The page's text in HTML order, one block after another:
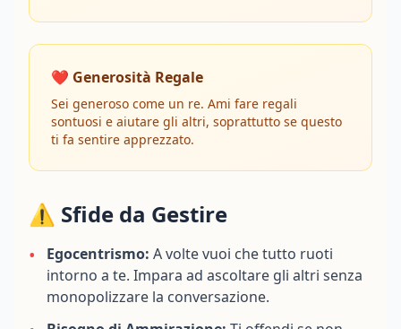
❤️ Generosità Regale
Sei generoso come un re. Ami fare regali
sontuosi e aiutare gli altri, soprattutto se questo
ti fa sentire apprezzato.
⚠️ Sfide da Gestire
• Egocentrismo: A volte vuoi che tutto ruoti
intorno a te. Impara ad ascoltare gli altri senza
monopolizzare la conversazione.